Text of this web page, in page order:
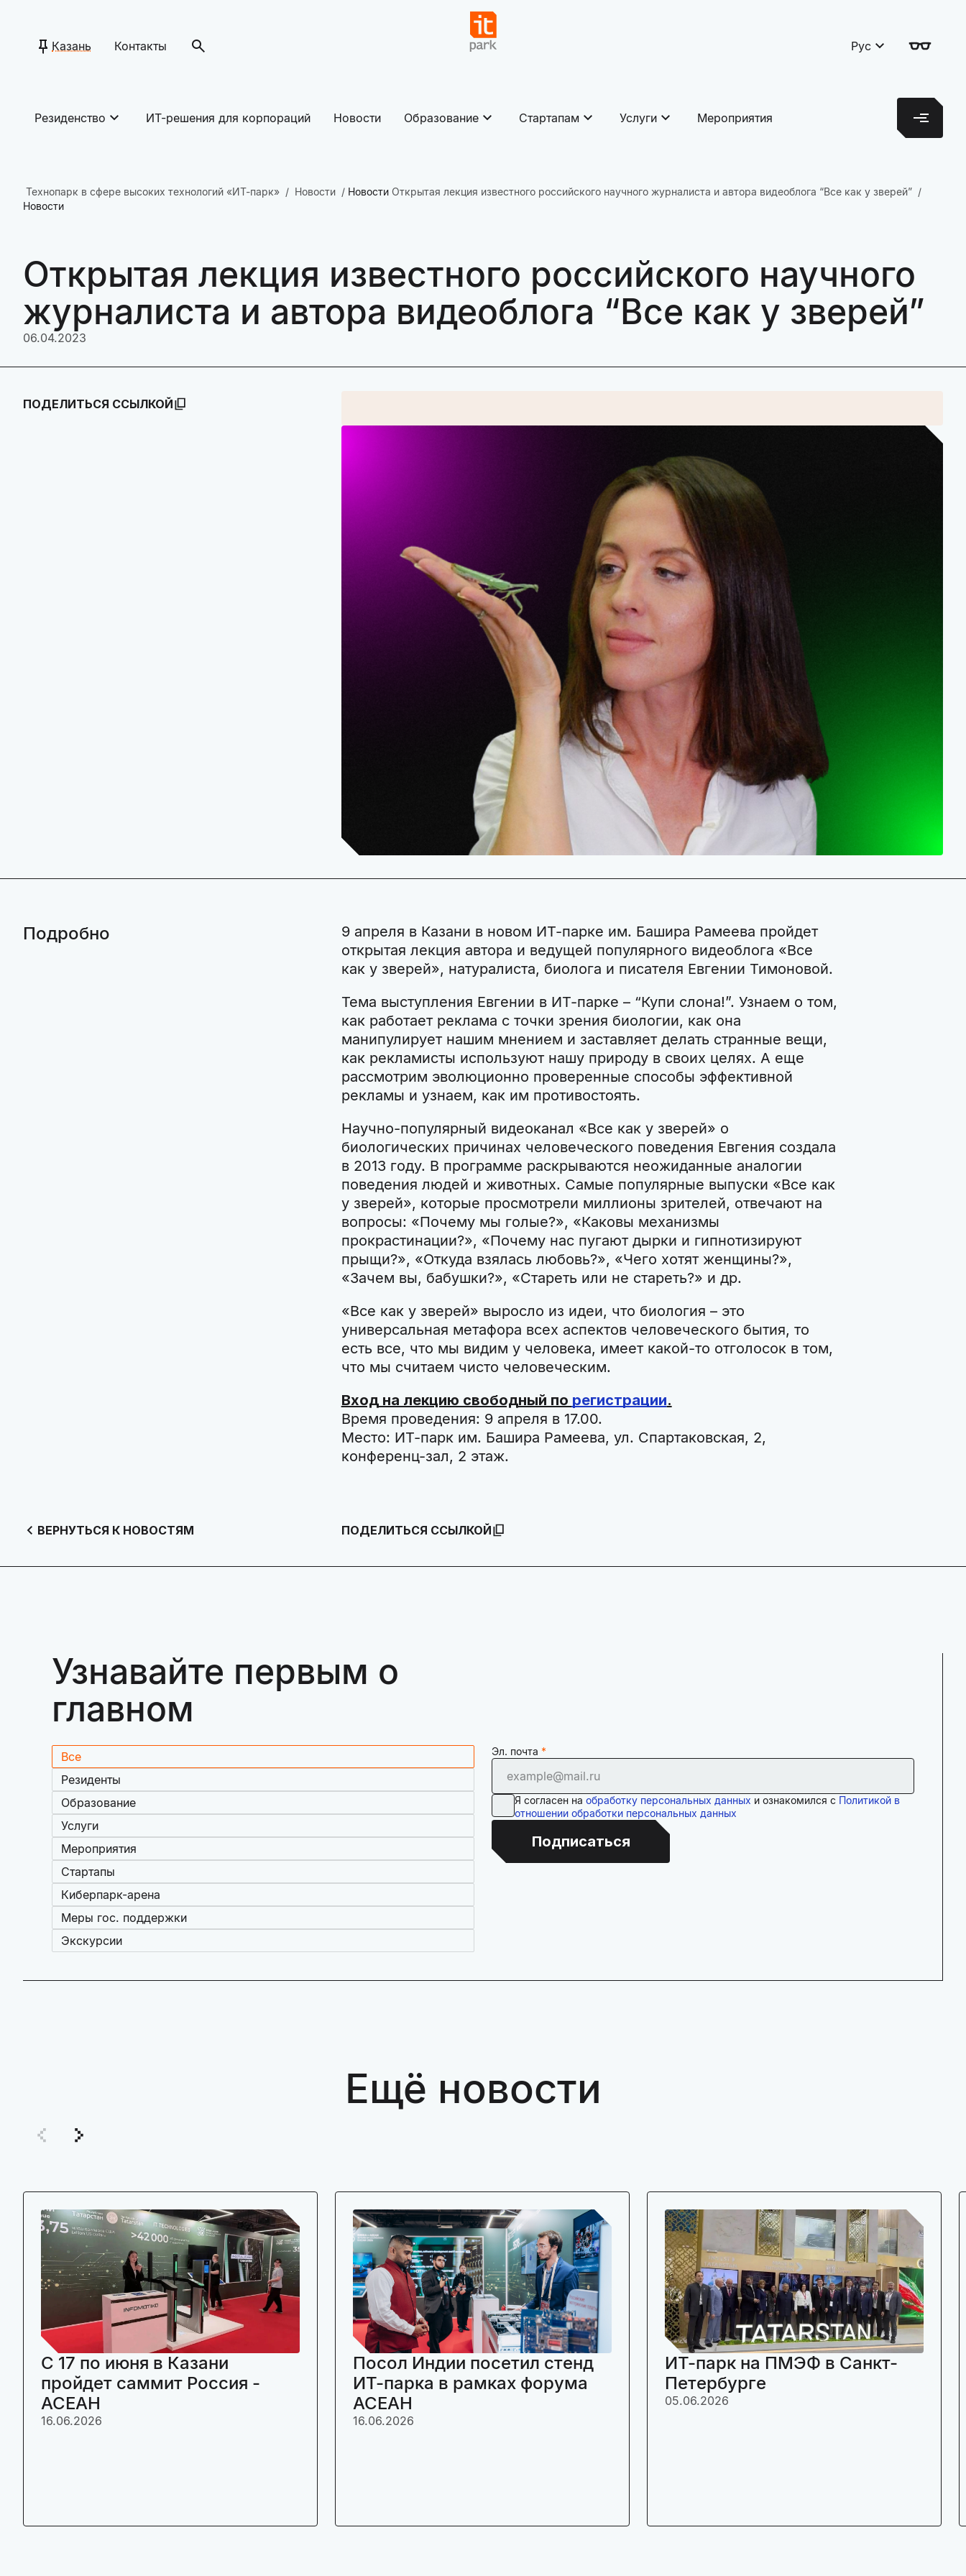
Казань Контакты Рус
Резиденство ИТ-решения для корпораций Новости Образование Стартапам Услуги Мероприятия
Технопарк в сфере высоких технологий «ИТ-парк» Новости Новости Открытая лекция известного российского научного журналиста и автора видеоблога “Все как у зверей”
Новости
Открытая лекция известного российского научного
журналиста и автора видеоблога “Все как у зверей”
06.04.2023
ПОДЕЛИТЬСЯ ССЫЛКОЙ
Подробно
9 апреля в Казани в новом ИТ-парке им. Башира Рамеева пройдет
открытая лекция автора и ведущей популярного видеоблога «Все
как у зверей», натуралиста, биолога и писателя Евгении Тимоновой.
Тема выступления Евгении в ИТ-парке – “Купи слона!”. Узнаем о том,
как работает реклама с точки зрения биологии, как она
манипулирует нашим мнением и заставляет делать странные вещи,
как рекламисты используют нашу природу в своих целях. А еще
рассмотрим эволюционно проверенные способы эффективной
рекламы и узнаем, как им противостоять.
Научно-популярный видеоканал «Все как у зверей» о
биологических причинах человеческого поведения Евгения создала
в 2013 году. В программе раскрываются неожиданные аналогии
поведения людей и животных. Самые популярные выпуски «Все как
у зверей», которые просмотрели миллионы зрителей, отвечают на
вопросы: «Почему мы голые?», «Каковы механизмы
прокрастинации?», «Почему нас пугают дырки и гипнотизируют
прыщи?», «Откуда взялась любовь?», «Чего хотят женщины?»,
«Зачем вы, бабушки?», «Стареть или не стареть?» и др.
«Все как у зверей» выросло из идеи, что биология – это
универсальная метафора всех аспектов человеческого бытия, то
есть все, что мы видим у человека, имеет какой-то отголосок в том,
что мы считаем чисто человеческим.
Вход на лекцию свободный по регистрации.
Время проведения: 9 апреля в 17.00.
Место: ИТ-парк им. Башира Рамеева, ул. Спартаковская, 2,
конференц-зал, 2 этаж.
ВЕРНУТЬСЯ К НОВОСТЯМ ПОДЕЛИТЬСЯ ССЫЛКОЙ
Узнавайте первым о
главном
Все
Резиденты
Образование
Услуги
Мероприятия
Стартапы
Киберпарк-арена
Меры гос. поддержки
Экскурсии
Эл. почта
Я согласен на обработку персональных данных и ознакомился с Политикой в
отношении обработки персональных данных
Подписаться
Ещё новости
C 17 по июня в Казани
пройдет саммит Россия -
АСЕАН
16.06.2026
Посол Индии посетил стенд
ИТ-парка в рамках форума
АСЕАН
16.06.2026
ИТ-парк на ПМЭФ в Санкт-
Петербурге
05.06.2026